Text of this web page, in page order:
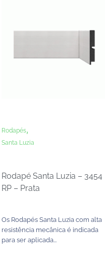
Rodapés,
Santa Luzia
Rodapé Santa Luzia – 3454
RP – Prata
Os Rodapés Santa Luzia com alta
resistência mecânica é indicada
para ser aplicada...